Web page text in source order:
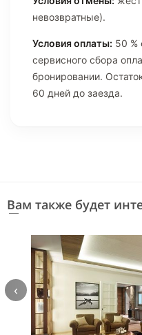
невозвратные).
Условия оплаты: 50 %
сервисного сбора
бронировании.
60 дней до заезда.
Вам также будет
‹